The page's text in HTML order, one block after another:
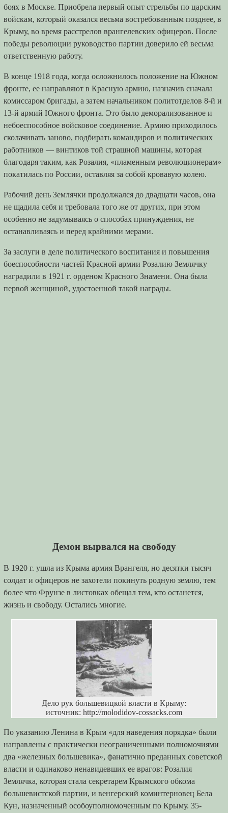
боях в Москве. Приобрела первый опыт стрельбы по царским
войскам, который оказался весьма востребованным позднее, в
Крыму, во время расстрелов врангелевских офицеров. После
победы революции руководство партии доверило ей весьма
ответственную работу.
В конце 1918 года, когда осложнилось положение на Южном
фронте, ее направляют в Красную армию, назначив сначала
комиссаром бригады, а затем начальником политотделов 8-й и
13-й армий Южного фронта. Это было деморализованное и
небоеспособное войсковое соединение. Армию приходилось
сколачивать заново, подбирать командиров и политических
работников — винтиков той страшной машины, которая
благодаря таким, как Розалия, «пламенным революционерам»
покатилась по России, оставляя за собой кровавую колею.
Рабочий день Землячки продолжался до двадцати часов, она
не щадила себя и требовала того же от других, при этом
особенно не задумываясь о способах принуждения, не
останавливаясь и перед крайними мерами.
За заслуги в деле политического воспитания и повышения
боеспособности частей Красной армии Розалию Землячку
наградили в 1921 г. орденом Красного Знамени. Она была
первой женщиной, удостоенной такой награды.
Демон вырвался на свободу
В 1920 г. ушла из Крыма армия Врангеля, но десятки тысяч
солдат и офицеров не захотели покинуть родную землю, тем
более что Фрунзе в листовках обещал тем, кто останется,
жизнь и свободу. Остались многие.
Дело рук большевицкой власти в Крыму:
источник: http://molodidov-cossacks.com
По указанию Ленина в Крым «для наведения порядка» были
направлены с практически неограниченными полномочиями
два «железных большевика», фанатично преданных советской
власти и одинаково ненавидевших ее врагов: Розалия
Землячка, которая стала секретарем Крымского обкома
большевистской партии, и венгерский коминтерновец Бела
Кун, назначенный особоуполномоченным по Крыму. 35-